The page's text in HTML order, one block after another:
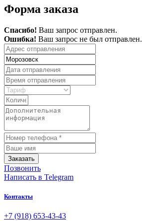
Форма заказа
Спасибо! Ваш запрос отправлен.
Ошибка! Ваш запрос не был отправлен.
Заказать
Позвонить
Написать в Telegram
Контакты
+7 (918) 653-43-43